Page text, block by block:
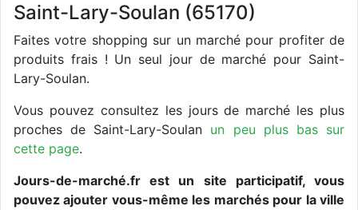
Saint-Lary-Soulan (65170)
Faites votre shopping sur un marché pour profiter de
produits frais ! Un seul jour de marché pour Saint-
Lary-Soulan.
Vous pouvez consultez les jours de marché les plus
proches de Saint-Lary-Soulan un peu plus bas sur
cette page.
Jours-de-marché.fr est un site participatif, vous
pouvez ajouter vous-même les marchés pour la ville